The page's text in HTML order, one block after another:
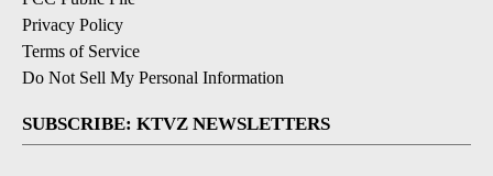
Privacy Policy
Terms of Service
Do Not Sell My Personal Information
SUBSCRIBE: KTVZ NEWSLETTERS